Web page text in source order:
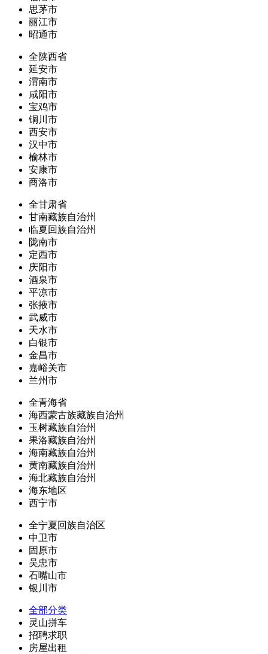
思茅市
丽江市
昭通市
全陕西省
延安市
渭南市
咸阳市
宝鸡市
铜川市
西安市
汉中市
榆林市
安康市
商洛市
全甘肃省
甘南藏族自治州
临夏回族自治州
陇南市
定西市
庆阳市
酒泉市
平凉市
张掖市
武威市
天水市
白银市
金昌市
嘉峪关市
兰州市
全青海省
海西蒙古族藏族自治州
玉树藏族自治州
果洛藏族自治州
海南藏族自治州
黄南藏族自治州
海北藏族自治州
海东地区
西宁市
全宁夏回族自治区
中卫市
固原市
吴忠市
石嘴山市
银川市
全部分类
灵山拼车
招聘求职
房屋出租